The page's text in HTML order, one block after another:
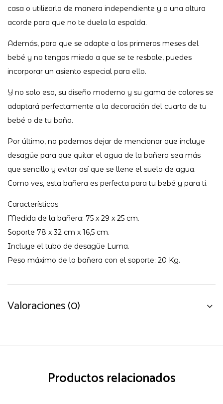
casa o utilizarla de manera independiente y a una altura
acorde para que no te duela la espalda.
Además, para que se adapte a los primeros meses del
bebé y no tengas miedo a que se te resbale, puedes
incorporar un asiento especial para ello.
Y no solo eso, su diseño moderno y su gama de colores se
adaptará perfectamente a la decoración del cuarto de tu
bebé o de tu baño.
Por último, no podemos dejar de mencionar que incluye
desagüe para que quitar el agua de la bañera sea más
que sencillo y evitar así que se llene el suelo de agua.
Como ves, esta bañera es perfecta para tu bebé y para ti.
Características
Medida de la bañera: 75 x 29 x 25 cm.
Soporte 78 x 32 cm x 16,5 cm.
Incluye el tubo de desagüe Luma.
Peso máximo de la bañera con el soporte: 20 Kg.
Valoraciones (0)
Productos relacionados